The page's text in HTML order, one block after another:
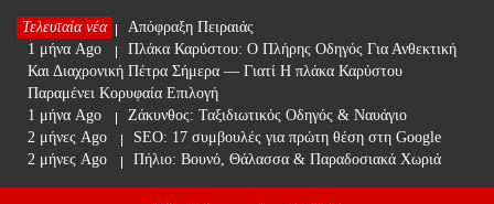
Skip
content
Τελευταία νέα
1 μήνα Ago
Απόφραξη Πειραιάς
1 μήνα Ago
Πλάκα Καρύστου: Ο Πλήρης Οδηγός Για Ανθεκτική
Και Διαχρονική Πέτρα Σήμερα — Γιατί Η πλάκα Καρύστου
Παραμένει Κορυφαία Επιλογή
1 μήνα Ago
Ζάκυνθος: Ταξιδιωτικός Οδηγός & Ναυάγιο
2 μήνες Ago
SEO: 17 συμβουλές για πρώτη θέση στη Google
2 μήνες Ago
Πήλιο: Βουνό, Θάλασσα & Παραδοσιακά Χωριά